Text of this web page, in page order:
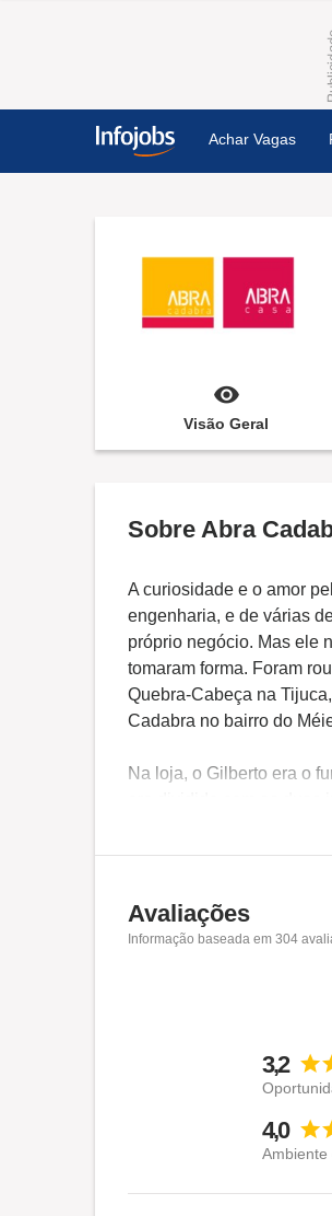
Achar Vagas
Visão Geral
Sobre Abra
A curiosidade e o amor
engenharia, e de várias
próprio negócio. Mas ele
tomaram forma. Foram
Quebra-Cabeça na
Cadabra no bairro do
Na loja, o Gilberto era o
para deixar as entregas
vez, até que a loja que
E aí entrou o Zezinho, o
Madureira. O novo
arte crescente: o
A Abra Cadabra foi uma
até ser descontinuada
Muitos passos foram
Avaliações
Informação baseada em 304
3,2
4,0
Ambiente